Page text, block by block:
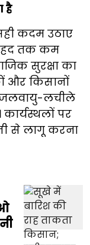
है
कदम उठाए
हद तक कम
सुरक्षा का
और किसानों
जलवायु-लचीले
कार्यस्थलों पर
से लागू करना